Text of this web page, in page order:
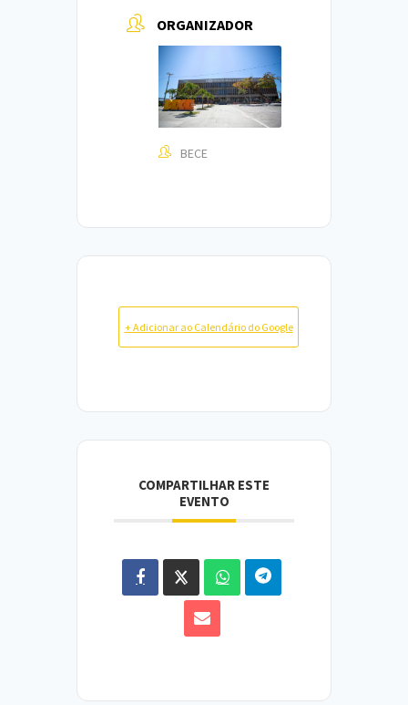
ORGANIZADOR
BECE
+ Adicionar ao Calendário do Google
COMPARTILHAR ESTE
EVENTO